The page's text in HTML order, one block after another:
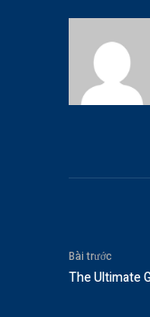
Bài trước
The Ultimate